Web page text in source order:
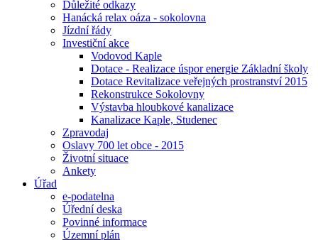
Důležité odkazy
Hanácká relax oáza - sokolovna
Jízdní řády
Investiční akce
Vodovod Kaple
Dotace - Realizace úspor energie Základní školy
Dotace Revitalizace veřejných prostranství 2015
Rekonstrukce Sokolovny
Výstavba hloubkové kanalizace
Kanalizace Kaple, Studenec
Zpravodaj
Oslavy 700 let obce - 2015
Životní situace
Ankety
Úřad
e-podatelna
Úřední deska
Povinné informace
Územní plán